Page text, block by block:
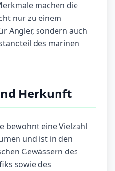
machen die
nur zu einem
Angler, sondern auch
des marinen
Herkunft
bewohnt eine Vielzahl
und ist in den
Gewässern des
sowie des